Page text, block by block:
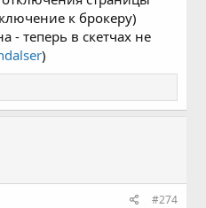
к брокеру)
- теперь в скетчах не
)
#274